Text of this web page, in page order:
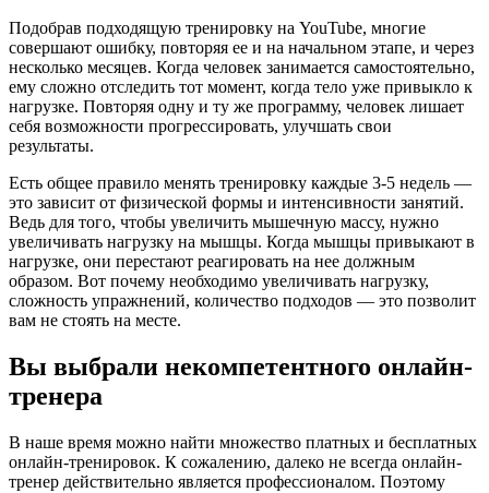
Подобрав подходящую тренировку на YouTube, многие
совершают ошибку, повторяя ее и на начальном этапе, и через
несколько месяцев. Когда человек занимается самостоятельно,
ему сложно отследить тот момент, когда тело уже привыкло к
нагрузке. Повторяя одну и ту же программу, человек лишает
себя возможности прогрессировать, улучшать свои
результаты.
Есть общее правило менять тренировку каждые 3-5 недель —
это зависит от физической формы и интенсивности занятий.
Ведь для того, чтобы увеличить мышечную массу, нужно
увеличивать нагрузку на мышцы. Когда мышцы привыкают в
нагрузке, они перестают реагировать на нее должным
образом. Вот почему необходимо увеличивать нагрузку,
сложность упражнений, количество подходов — это позволит
вам не стоять на месте.
Вы выбрали некомпетентного онлайн-
тренера
В наше время можно найти множество платных и бесплатных
онлайн-тренировок. К сожалению, далеко не всегда онлайн-
тренер действительно является профессионалом. Поэтому